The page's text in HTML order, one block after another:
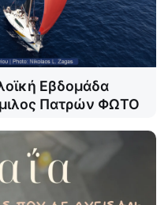
Εβδομάδα
Πατρών ΦΩΤΟ